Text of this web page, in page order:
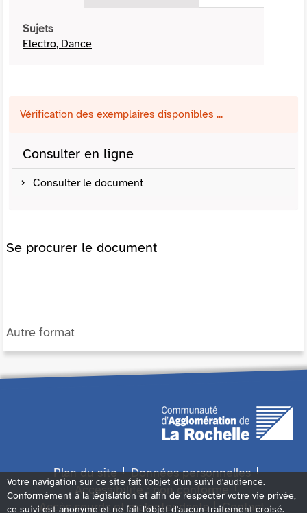
Sujets
Electro, Dance
Vérification des exemplaires disponibles ...
Consulter en ligne
Consulter le document
Se procurer le document
Autre format
Plan du site
Données personnelles
Accessibilité : non conforme
Accès sourds et malentendants
Contact
Votre navigation sur ce site fait l'objet d'un suivi d'audience.
Conformément à la législation et afin de respecter votre vie privée,
ce suivi est anonyme et ne fait l'objet d'aucun traitement croisé.